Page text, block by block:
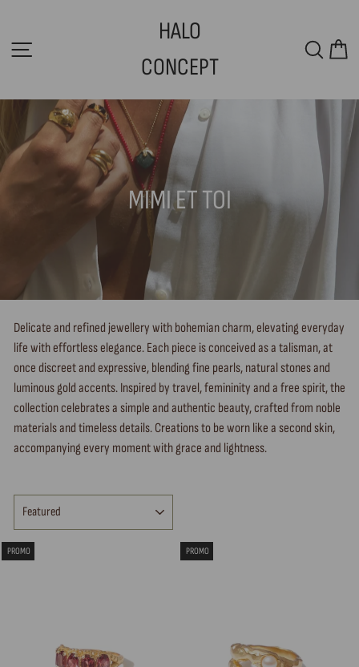
content
HALO
CONCEPT
MIMI ET TOI
Delicate and refined jewellery with bohemian charm, elevating everyday
life with effortless elegance. Each piece is conceived as a talisman, at
once discreet and expressive, blending fine pearls, natural stones and
luminous gold accents. Inspired by travel, femininity and a free spirit, the
collection celebrates a simple and authentic beauty, crafted from noble
materials and timeless details. Creations to be worn like a second skin,
accompanying every moment with grace and lightness.
PROMO PROMO